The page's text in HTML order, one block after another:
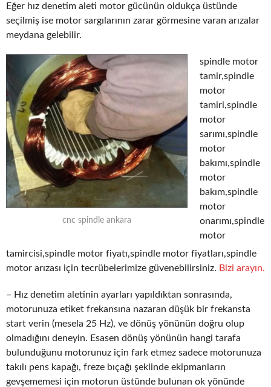
Eğer hız denetim aleti motor gücünün oldukça üstünde
seçilmiş ise motor sargılarının zarar görmesine varan arızalar
meydana gelebilir.
cnc spindle ankara
spindle motor
tamir,spindle
motor
tamiri,spindle
motor
sarımı,spindle
motor
bakımı,spindle
motor
bakım,spindle
motor
onarımı,spindle
motor
tamircisi,spindle motor fiyatı,spindle motor fiyatları,spindle
motor arızası için tecrübelerimize güvenebilirsiniz. Bizi arayın.
– Hız denetim aletinin ayarları yapıldıktan sonrasında,
motorunuza etiket frekansına nazaran düşük bir frekansta
start verin (mesela 25 Hz), ve dönüş yönünün doğru olup
olmadığını deneyin. Esasen dönüş yönünün hangi tarafa
bulunduğunu motorunuz için fark etmez sadece motorunuza
takılı pens kapağı, freze bıçağı şeklinde ekipmanların
gevşememesi için motorun üstünde bulunan ok yönünde